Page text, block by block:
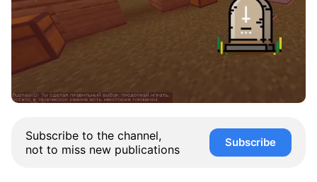
Subscribe to the channel,
not to miss new publications
Subscribe